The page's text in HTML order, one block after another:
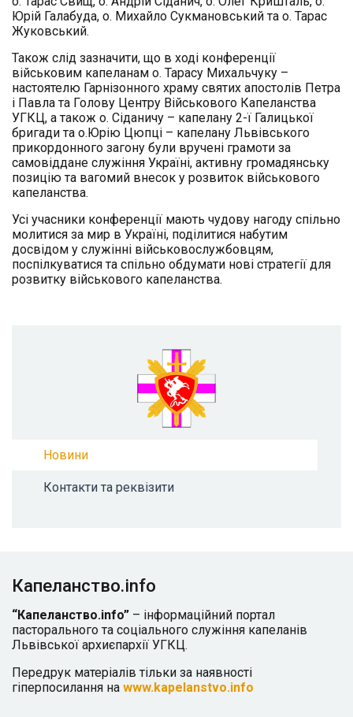
Юрій Галабуда, о. Михайло Сукмановський та о. Тарас
Жуковський.
Також слід зазначити, що в ході конференції
військовим капеланам о. Тарасу Михальчуку –
настоятелю Гарнізонного храму святих апостолів Петра
і Павла та Голову Центру Військового Капеланства
УГКЦ, а також о. Сіданичу – капелану 2-ї Галицької
бригади та о.Юрію Цюпці – капелану Львівського
прикордонного загону були вручені грамоти за
самовіддане служіння Україні, активну громадянську
позицію та вагомий внесок у розвиток військового
капеланства.
Усі учасники конференції мають чудову нагоду спільно
молитися за мир в Україні, поділитися набутим
досвідом у служінні військовослужбовцям,
поспілкуватися та спільно обдумати нові стратегії для
розвитку військового капеланства.
Новини
Контакти та реквізити
Капеланство.info
“Капеланство.info” – інформаційний портал
пасторального та соціального служіння капеланів
Львівської архиєпархії УГКЦ.
Передрук матеріалів тільки за наявності
гіперпосилання на www.kapelanstvo.info